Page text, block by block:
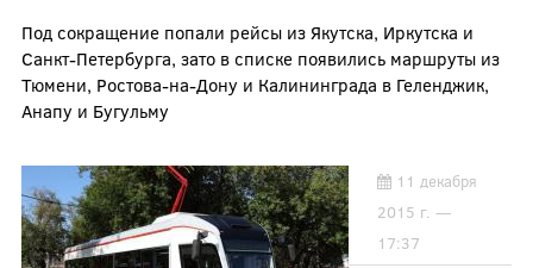
Под сокращение попали рейсы из Якутска, Иркутска и
Санкт-Петербурга, зато в списке появились маршруты из
Тюмени, Ростова-на-Дону и Калининграда в Геленджик,
Анапу и Бугульму
11 декабря
2015 г. —
17:37